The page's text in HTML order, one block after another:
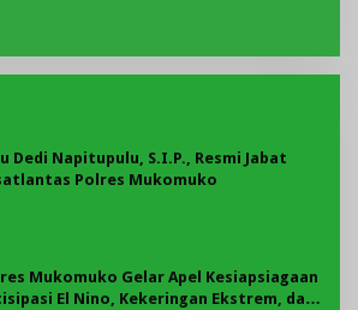
Dedi Napitupulu, S.I.P., Resmi Jabat
Polres Mukomuko
Mukomuko Gelar Apel Kesiapsiagaan
El Nino, Kekeringan Ekstrem, dan